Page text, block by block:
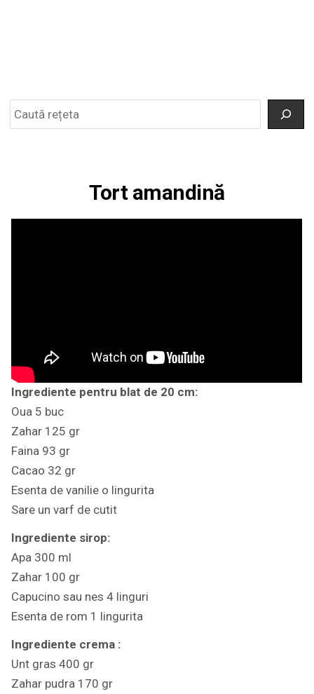
Tort amandină
Ingrediente pentru blat de 20 cm:
Oua 5 buc
Zahar 125 gr
Faina 93 gr
Cacao 32 gr
Esenta de vanilie o lingurita
Sare un varf de cutit
Ingrediente sirop:
Apa 300 ml
Zahar 100 gr
Capucino sau nes 4 linguri
Esenta de rom 1 lingurita
Ingrediente crema :
Unt gras 400 gr
Zahar pudra 170 gr